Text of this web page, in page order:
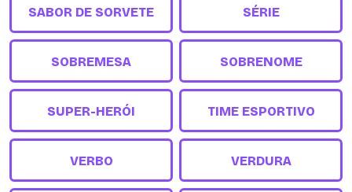
SABOR DE SORVETE SÉRIE
SOBREMESA SOBRENOME
SUPER-HERÓI TIME ESPORTIVO
VERBO VERDURA